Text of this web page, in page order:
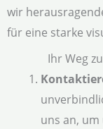
wir
für eine starke
Ihr Weg
uns an,